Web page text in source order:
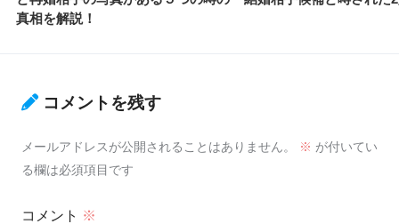
真相を解説！
コメントを残す
メールアドレスが公開されることはありません。 ※ が付いてい
る欄は必須項目です
コメント ※